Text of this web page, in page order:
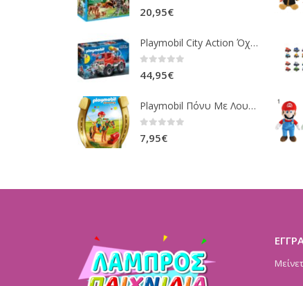
20,95€
Playmobil City Action Όχημα Πυροσβεστικής Με Τροχαλία Ρυμούλκησης 9466
44,95€
Playmobil Πόνυ Με Λουλουδάκια Και Κοριτσάκι 6968
7,95€